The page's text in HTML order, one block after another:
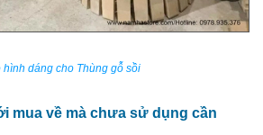
hình dáng cho Thùng gỗ sồi
mua về mà chưa sử dụng cần